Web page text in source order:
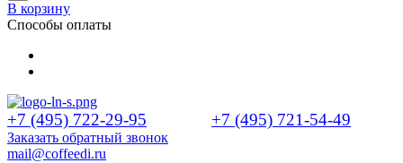
В корзину
Способы оплаты
+7 (495) 722-29-95 +7 (495) 721-54-49
Заказать обратный звонок
mail@coffeedi.ru